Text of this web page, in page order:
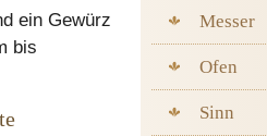
ein Gewürz
bis
Messer
Ofen
Sinn